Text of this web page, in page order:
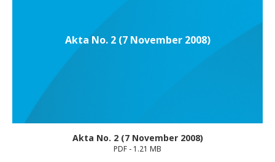
Akta No. 2 (7 November 2008)
Akta No. 2 (7 November 2008)
PDF - 1.21 MB